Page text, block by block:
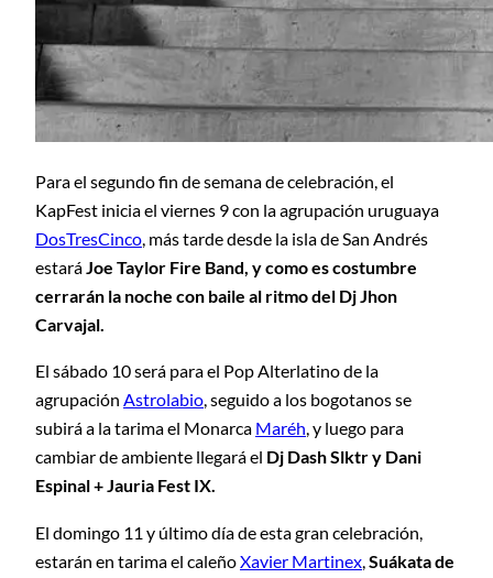
Para el segundo fin de semana de celebración, el
KapFest inicia el viernes 9 con la agrupación uruguaya
DosTresCinco, más tarde desde la isla de San Andrés
estaráJoe Taylor Fire Band, y como es costumbre
cerrarán la noche con baile al ritmo del Dj Jhon
Carvajal.
El sábado 10 será para el Pop Alterlatino de la
agrupación Astrolabio, seguido a los bogotanos se
subirá a la tarima el Monarca Maréh, y luego para
cambiar de ambiente llegará el Dj Dash Slktr y Dani
Espinal + Jauria Fest IX.
El domingo 11 y último día de esta gran celebración,
estarán en tarima el caleñoXavier Martinex Suákata de